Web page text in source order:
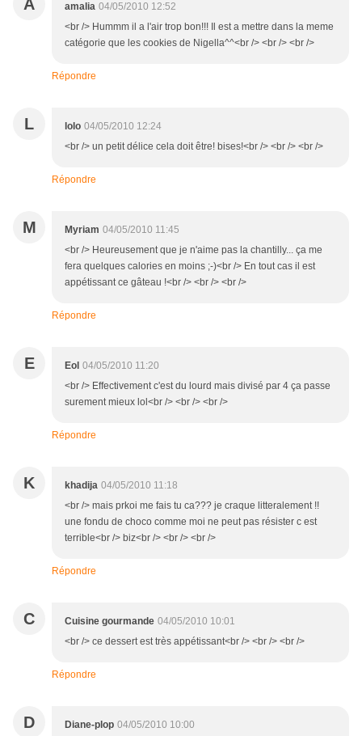
A amalia 04/05/2010 12:52
<br /> Hummm il a l'air trop bon!!! Il est a mettre dans la meme
catégorie que les cookies de Nigella^^<br /> <br /> <br />
Répondre
L lolo 04/05/2010 12:24
<br /> un petit délice cela doit être! bises!<br /> <br /> <br />
Répondre
M Myriam 04/05/2010 11:45
<br /> Heureusement que je n'aime pas la chantilly... ça me
fera quelques calories en moins ;-)<br /> En tout cas il est
appétissant ce gâteau !<br /> <br /> <br />
Répondre
E Eol 04/05/2010 11:20
<br /> Effectivement c'est du lourd mais divisé par 4 ça passe
surement mieux lol<br /> <br /> <br />
Répondre
K khadija 04/05/2010 11:18
<br /> mais prkoi me fais tu ca??? je craque litteralement !!
une fondu de choco comme moi ne peut pas résister c est
terrible<br /> biz<br /> <br /> <br />
Répondre
C Cuisine gourmande 04/05/2010 10:01
<br /> ce dessert est très appétissant<br /> <br /> <br />
Répondre
D Diane-plop 04/05/2010 10:00